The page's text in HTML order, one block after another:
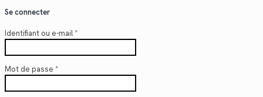
Se connecter
Identifiant ou e-mail*
Mot de passe *